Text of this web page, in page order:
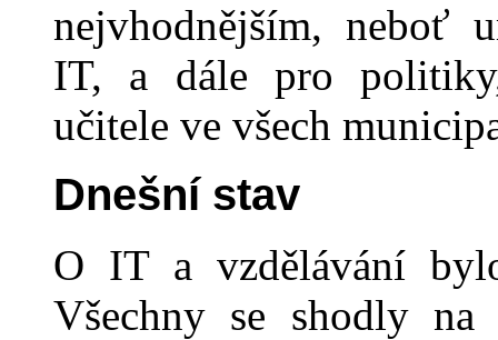
nejvhodnějším, neboť
IT, a dále pro
učitele ve všech
Dnešní stav
O IT a vzdělávání
Všechny se shodly